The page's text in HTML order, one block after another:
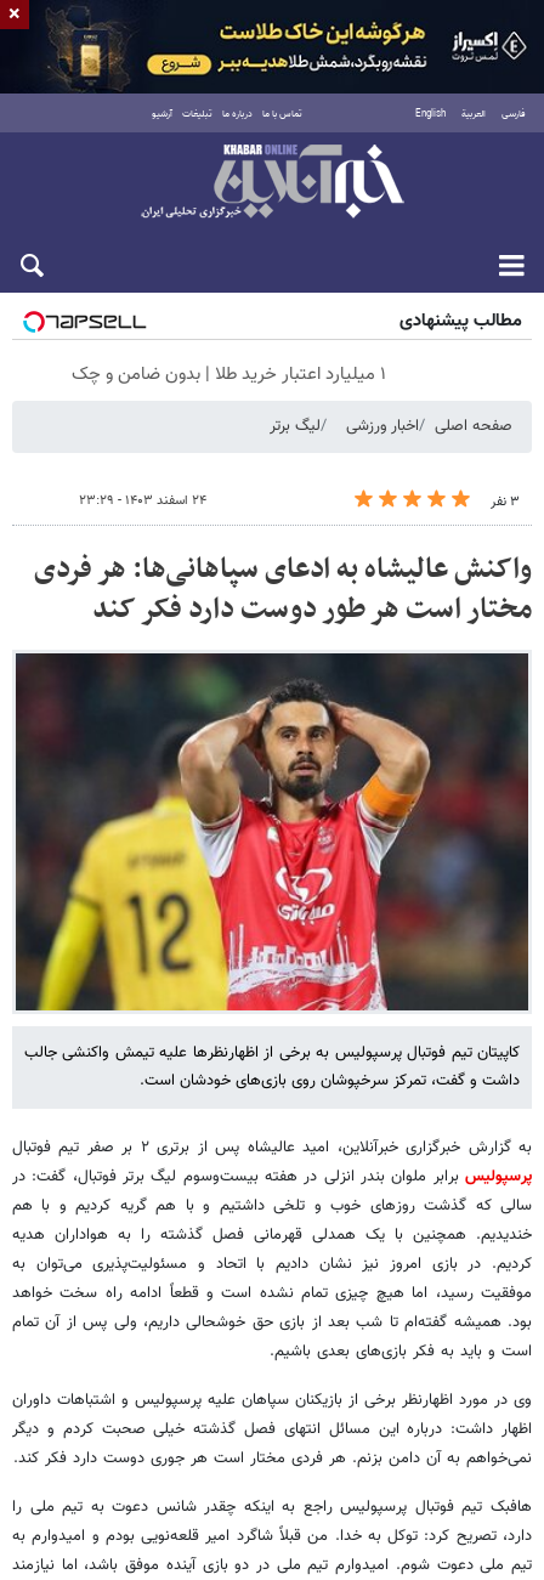
فارسی العربية English تماس با ما درباره ما تبلیغات آرشیو
جمعه ۱۶ مرداد ۱۴۰۵
مطالب پیشنهادی
۱ میلیارد اعتبار خرید طلا | بدون ضامن و چک
صفحه اصلی اخبار ورزشی لیگ برتر
۳ نفر ۲۴ اسفند ۱۴۰۳ - ۲۳:۲۹
واکنش عالیشاه به ادعای سپاهانی‌ها: هر فردی
مختار است هر طور دوست دارد فکر کند
کاپیتان تیم فوتبال پرسپولیس به برخی از اظهارنظرها علیه تیمش واکنشی جالب
داشت و گفت، تمرکز سرخپوشان روی بازی‌های خودشان است.
به گزارش خبرگزاری خبرآنلاین، امید عالیشاه پس از برتری ۲ بر صفر تیم فوتبال
پرسپولیس برابر ملوان بندر انزلی در هفته بیست‌وسوم لیگ برتر فوتبال، گفت: در
سالی که گذشت روزهای خوب و تلخی داشتیم و با هم گریه کردیم و با هم
خندیدیم. همچنین با یک همدلی قهرمانی فصل گذشته را به هواداران هدیه
کردیم. در بازی امروز نیز نشان دادیم با اتحاد و مسئولیت‌پذیری می‌توان به
موفقیت رسید، اما هیچ چیزی تمام نشده است و قطعاً ادامه راه سخت خواهد
بود. همیشه گفته‌ام تا شب بعد از بازی حق خوشحالی داریم، ولی پس از آن تمام
است و باید به فکر بازی‌های بعدی باشیم.
وی در مورد اظهارنظر برخی از بازیکنان سپاهان علیه پرسپولیس و اشتباهات داوران
اظهار داشت: درباره این مسائل انتهای فصل گذشته خیلی صحبت کردم و دیگر
نمی‌خواهم به آن دامن بزنم. هر فردی مختار است هر جوری دوست دارد فکر کند.
هافبک تیم فوتبال پرسپولیس راجع به اینکه چقدر شانس دعوت به تیم ملی را
دارد، تصریح کرد: توکل به خدا. من قبلاً شاگرد امیر قلعه‌نویی بودم و امیدوارم به
تیم ملی دعوت شوم. امیدوارم تیم ملی در دو بازی آینده موفق باشد، اما نیازمند
×